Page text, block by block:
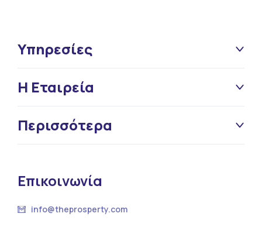
Υπηρεσίες
Η Εταιρεία
Περισσότερα
Επικοινωνία
info@theprosperty.com